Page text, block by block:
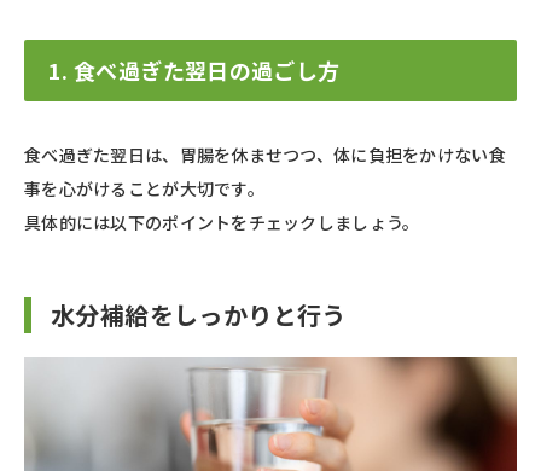
1. 食べ過ぎた翌日の過ごし方
食べ過ぎた翌日は、胃腸を休ませつつ、体に負担をかけない食
事を心がけることが大切です。
具体的には以下のポイントをチェックしましょう。
水分補給をしっかりと行う